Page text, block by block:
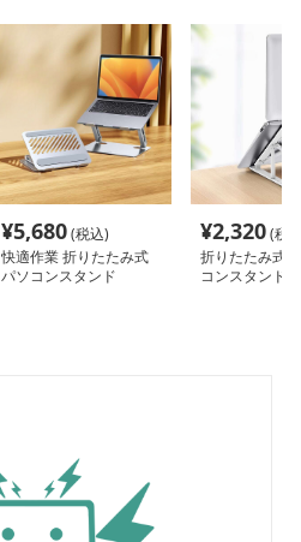
¥5,680(税込)
快適作業 折りたたみ式
パソコンスタンド
¥2,320(税
折りたたみ式
コンスタンド